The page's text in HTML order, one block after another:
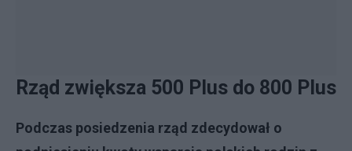
Rząd zwiększa 500 Plus do 800 Plus
Podczas posiedzenia rząd zdecydował o